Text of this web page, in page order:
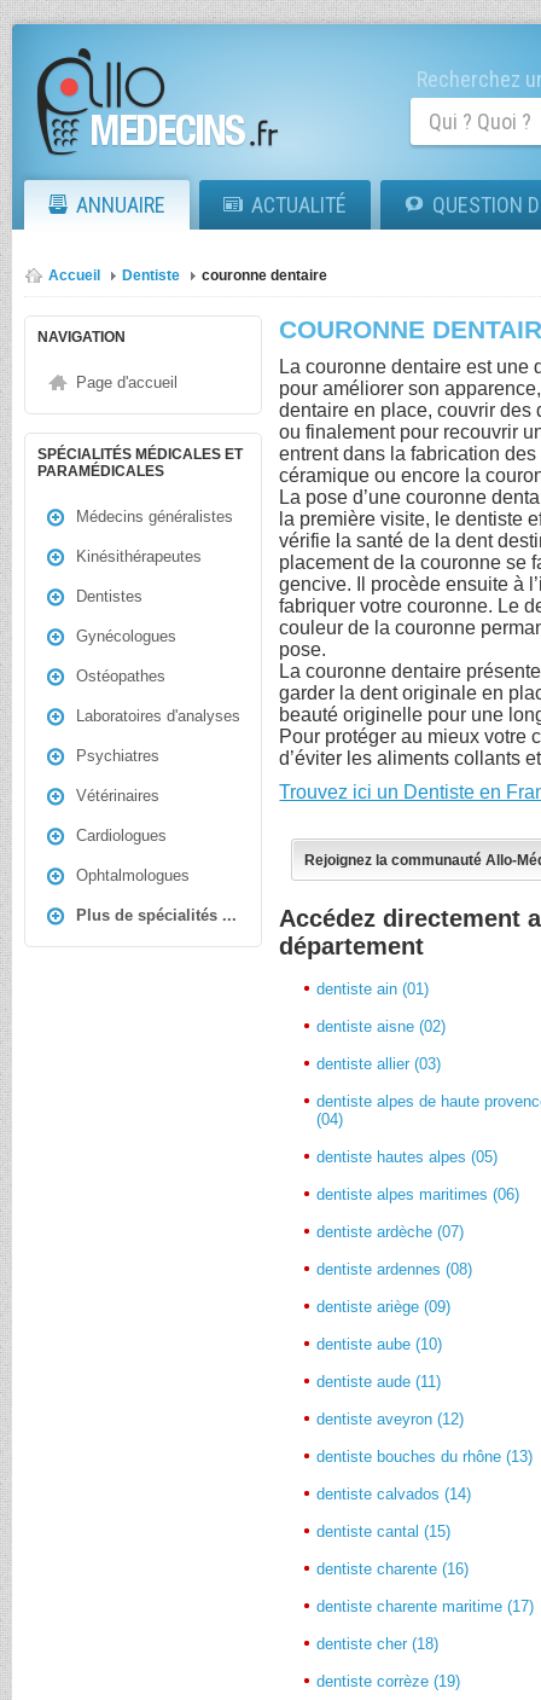
Recherchez
ANNUAIRE ACTUALITÉ QUESTION
Accueil Dentiste couronne dentaire
NAVIGATION
Page d'accueil
SPÉCIALITÉS MÉDICALES ET
PARAMÉDICALES
Médecins généralistes
Kinésithérapeutes
Dentistes
Gynécologues
Ostéopathes
Laboratoires d'analyses
Psychiatres
Vétérinaires
Cardiologues
Ophtalmologues
Plus de spécialités ...
COURONNE
La couronne dentaire est une
pour améliorer son
dentaire en place, couvrir des
ou finalement pour recouvrir
entrent dans la fabrication
céramique ou encore la
La pose d’une couronne
la première visite, le dentiste
vérifie la santé de la dent
placement de la couronne se
gencive. Il procède ensuite à
fabriquer votre couronne. Le
couleur de la couronne
pose.
La couronne dentaire
garder la dent originale en
beauté originelle pour une
Pour protéger au mieux votre
d’éviter les aliments collants
Trouvez ici un Dentiste en
Rejoignez la communauté Allo-
Accédez directement
département
dentiste ain (01)
dentiste aisne (02)
dentiste allier (03)
dentiste alpes de haute
(04)
dentiste hautes alpes (05)
dentiste alpes maritimes (06)
dentiste ardèche (07)
dentiste ardennes (08)
dentiste ariège (09)
dentiste aube (10)
dentiste aude (11)
dentiste aveyron (12)
dentiste bouches du rhône (13)
dentiste calvados (14)
dentiste cantal (15)
dentiste charente (16)
dentiste charente maritime (17)
dentiste cher (18)
dentiste corrèze (19)